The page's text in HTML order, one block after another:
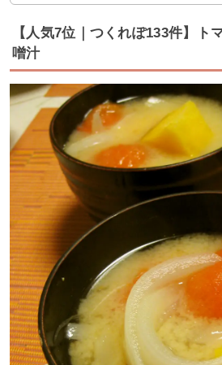
【人気7位｜つくれぽ133件】ト
噌汁